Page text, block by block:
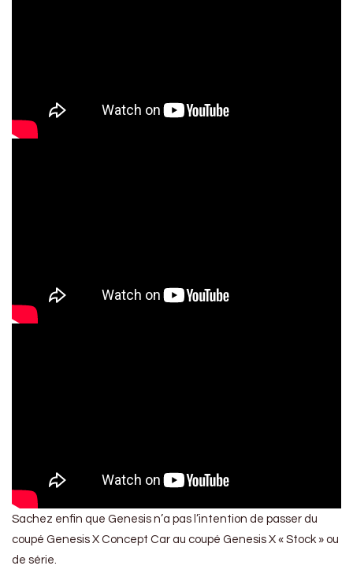
Sachez enfin que Genesis n’a pas l’intention de passer du
coupé Genesis X Concept Car au coupé Genesis X « Stock » ou
de série.